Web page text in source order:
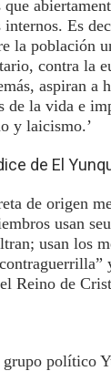
Es
la población
contra la
aspiran a
de la vida e
y laicismo.’
de El
de origen
usan
usan los
Reino de
político